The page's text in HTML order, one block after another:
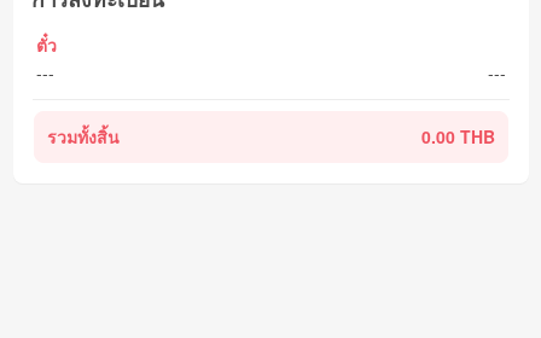
ตั๋ว
---
---
รวมทั้งสิ้น 0.00 THB